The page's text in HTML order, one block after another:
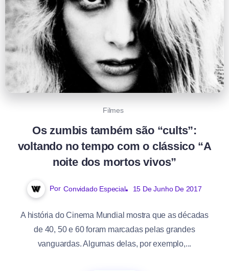
Filmes
Os zumbis também são “cults”:
voltando no tempo com o clássico “A
noite dos mortos vivos”
Por Convidado Especial 15 De Junho De 2017
A história do Cinema Mundial mostra que as décadas
de 40, 50 e 60 foram marcadas pelas grandes
vanguardas. Algumas delas, por exemplo,...